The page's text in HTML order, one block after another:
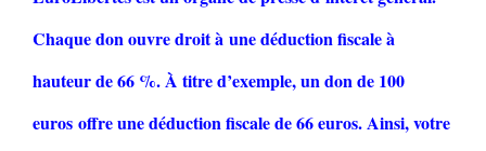
Chaque don ouvre droit à une déduction fiscale à
hauteur de 66 %. À titre d’exemple, un don de 100
euros offre une déduction fiscale de 66 euros. Ainsi, votre